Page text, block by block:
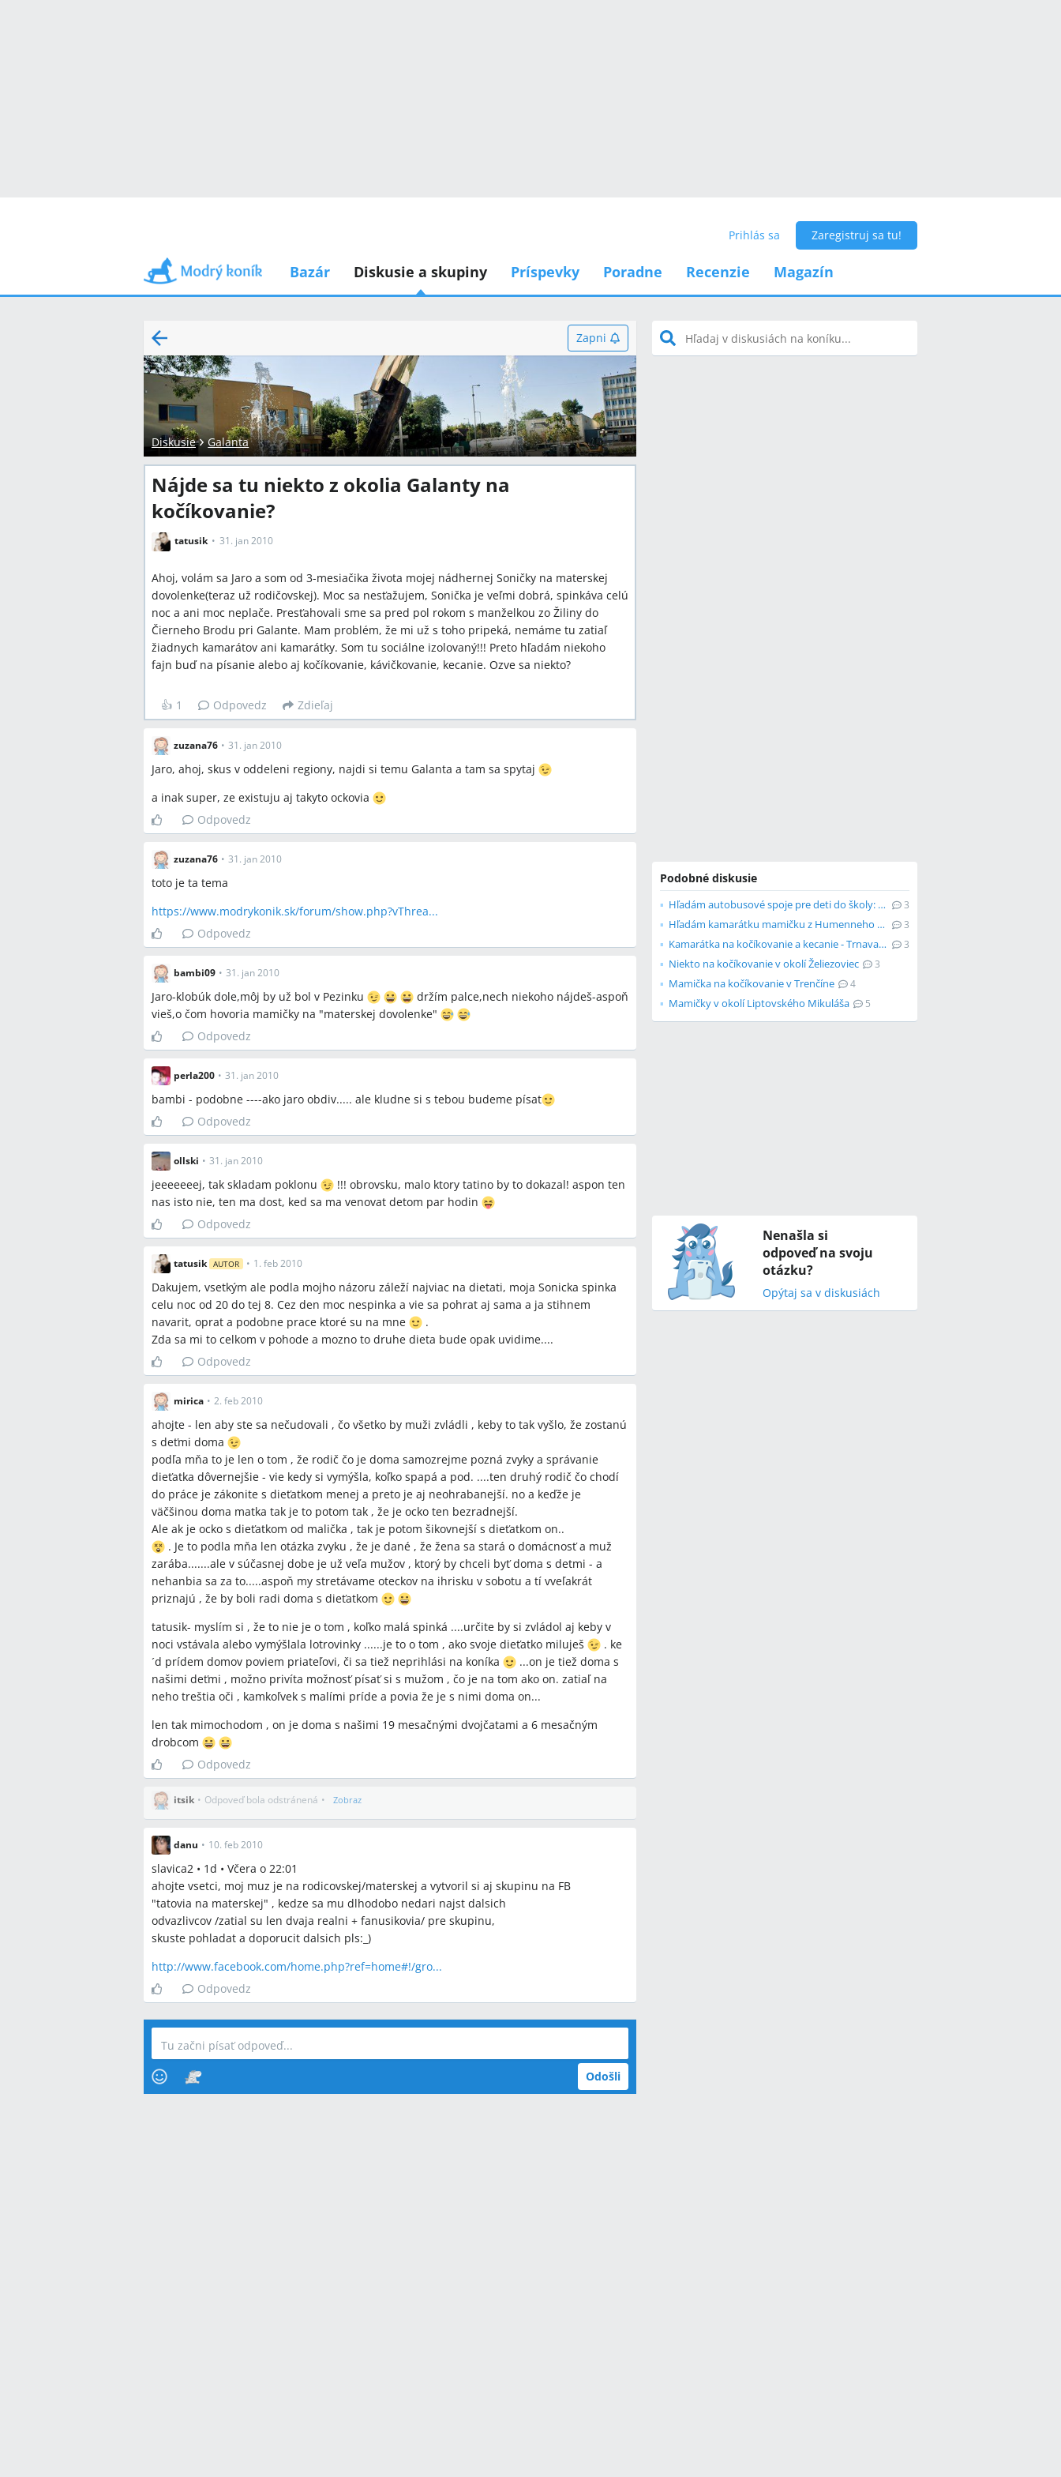
Prihlás sa Zaregistruj sa tu!
Bazár Diskusie a skupiny Príspevky Poradne Recenzie Magazín
Zapni
Diskusie Galanta
Nájde sa tu niekto z okolia Galanty na
kočíkovanie?
tatusik 31. jan 2010
Ahoj, volám sa Jaro a som od 3-mesiačika života mojej nádhernej Soničky na materskej
dovolenke(teraz už rodičovskej). Moc sa nesťažujem, Sonička je veľmi dobrá, spinkáva celú
noc a ani moc neplače. Presťahovali sme sa pred pol rokom s manželkou zo Žiliny do
Čierneho Brodu pri Galante. Mam problém, že mi už s toho pripeká, nemáme tu zatiaľ
žiadnych kamarátov ani kamarátky. Som tu sociálne izolovaný!!! Preto hľadám niekoho
fajn buď na písanie alebo aj kočíkovanie, kávičkovanie, kecanie. Ozve sa niekto?
👍 1 Odpovedz Zdieľaj
zuzana76 • 31. jan 2010
Jaro, ahoj, skus v oddeleni regiony, najdi si temu Galanta a tam sa spytaj
a inak super, ze existuju aj takyto ockovia
Odpovedz
zuzana76 • 31. jan 2010
toto je ta tema
https://www.modrykonik.sk/forum/show.php?vThrea...
Odpovedz
bambi09 • 31. jan 2010
Jaro-klobúk dole,môj by už bol v Pezinku
držím palce,nech niekoho nájdeš-aspoň
vieš,o čom hovoria mamičky na "materskej dovolenke"
Odpovedz
perla200 • 31. jan 2010
bambi - podobne ----ako jaro obdiv..... ale kludne si s tebou budeme písat
Odpovedz
ollski • 31. jan 2010
jeeeeeeej, tak skladam poklonu
!!! obrovsku, malo ktory tatino by to dokazal! aspon ten
nas isto nie, ten ma dost, ked sa ma venovat detom par hodin
Odpovedz
tatusik AUTOR • 1. feb 2010
Dakujem, vsetkým ale podla mojho názoru záleží najviac na dietati, moja Sonicka spinka
celu noc od 20 do tej 8. Cez den moc nespinka a vie sa pohrat aj sama a ja stihnem
navarit, oprat a podobne prace ktoré su na mne
.
Zda sa mi to celkom v pohode a mozno to druhe dieta bude opak uvidime....
Odpovedz
mirica • 2. feb 2010
ahojte - len aby ste sa nečudovali , čo všetko by muži zvládli , keby to tak vyšlo, že zostanú
s deťmi doma
podľa mňa to je len o tom , že rodič čo je doma samozrejme pozná zvyky a správanie
dieťatka dôvernejšie - vie kedy si vymýšla, koľko spapá a pod. ....ten druhý rodič čo chodí
do práce je zákonite s dieťatkom menej a preto je aj neohrabanejší. no a keďže je
väčšinou doma matka tak je to potom tak , že je ocko ten bezradnejší.
Ale ak je ocko s dieťatkom od malička , tak je potom šikovnejší s dieťatkom on..
. Je to podla mňa len otázka zvyku , že je dané , že žena sa stará o domácnosť a muž
zarába.......ale v súčasnej dobe je už veľa mužov , ktorý by chceli byť doma s detmi - a
nehanbia sa za to.....aspoň my stretávame oteckov na ihrisku v sobotu a tí vveľakrát
priznajú , že by boli radi doma s dieťatkom
tatusik- myslím si , že to nie je o tom , koľko malá spinká ....určite by si zvládol aj keby v
noci vstávala alebo vymýšlala lotrovinky ......je to o tom , ako svoje dieťatko miluješ
. ke
´d prídem domov poviem priateľovi, či sa tiež neprihlási na koníka
...on je tiež doma s
našimi deťmi , možno privíta možnosť písať si s mužom , čo je na tom ako on. zatiaľ na
neho treštia oči , kamkoľvek s malími príde a povia že je s nimi doma on...
len tak mimochodom , on je doma s našimi 19 mesačnými dvojčatami a 6 mesačným
drobcom
Odpovedz
itsik • Odpoveď bola odstránená • Zobraz
danu • 10. feb 2010
slavica2 • 1d • Včera o 22:01
ahojte vsetci, moj muz je na rodicovskej/materskej a vytvoril si aj skupinu na FB
"tatovia na materskej" , kedze sa mu dlhodobo nedari najst dalsich
odvazlivcov /zatial su len dvaja realni + fanusikovia/ pre skupinu,
skuste pohladat a doporucit dalsich pls:_)
http://www.facebook.com/home.php?ref=home#!/gro...
Odpovedz
Odošli
Podobné diskusie
Hľadám autobusové spoje pre deti do školy: Tomášikovo-Galanta? 3
Hľadám kamarátku mamičku z Humenneho na kočíkovanie 3
Kamarátka na kočíkovanie a kecanie - Trnava a okolie 3
Niekto na kočíkovanie v okolí Želiezoviec 3
Mamička na kočíkovanie v Trenčíne 4
Mamičky v okolí Liptovského Mikuláša 5
Nenašla si
odpoveď na svoju
otázku?
Opýtaj sa v diskusiách